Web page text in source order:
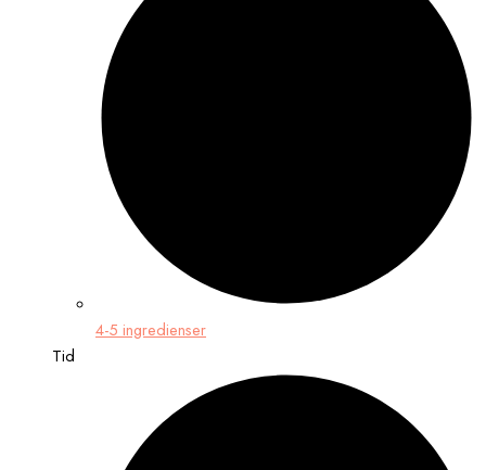
4-5 ingredienser
Tid